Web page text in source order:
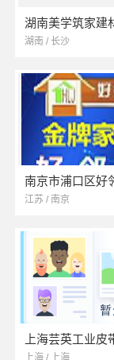
湖南 / 长沙
江苏 / 南京
上海 / 上海